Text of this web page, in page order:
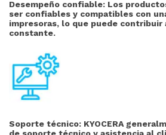
Desempeño confiable: Los
ser confiables y compatibles con
impresoras, lo que puede contribuir
constante.
Soporte técnico: KYOCERA
de soporte técnico y asistencia al